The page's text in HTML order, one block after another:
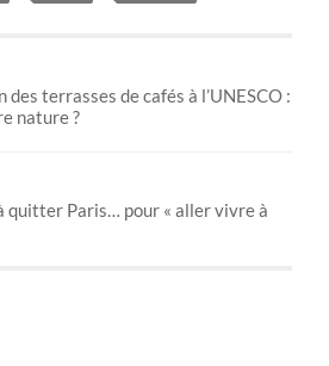
des terrasses de cafés à l’UNESCO :
nature ?
quitter Paris… pour « aller vivre à